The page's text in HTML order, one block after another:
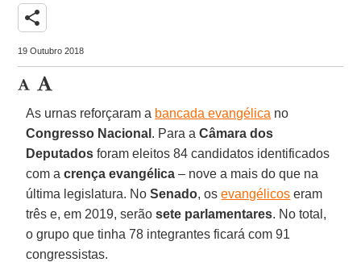
share
19 Outubro 2018
As urnas reforçaram a bancada evangélica no
Congresso Nacional . Para aCâmara dos
Deputados foram eleitos 84 candidatos identificados
com acrença evangélica – nove a mais do que na
última legislatura. NoSenado, osevangélicos eram
três e, em 2019, serãosete parlamentares. No total,
o grupo que tinha 78 integrantes ficará com 91
congressistas.